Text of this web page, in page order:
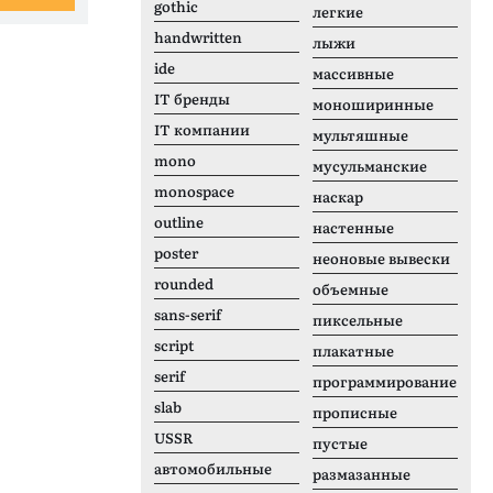
gothic
handwritten
ide
IT бренды
IT компании
mono
monospace
outline
poster
rounded
sans-serif
script
serif
slab
USSR
автомобильные
легкие
лыжи
массивные
моноширинные
мультяшные
мусульманские
наскар
настенные
неоновые вывески
объемные
пиксельные
плакатные
программирование
прописные
пустые
размазанные